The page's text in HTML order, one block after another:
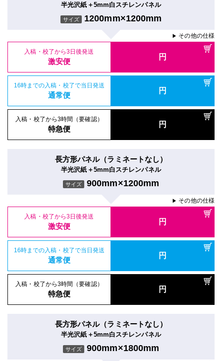
半光沢紙＋5mm白スチレンパネル
サイズ 1200mm×1200mm
▶ その他の仕様
入稿・校了から3日後発送
激安便 円
16時までの入稿・校了で当日発送
通常便 円
入稿・校了から3時間（要確認）
特急便 円
長方形パネル（ラミネートなし）
半光沢紙＋5mm白スチレンパネル
サイズ 900mm×1200mm
▶ その他の仕様
入稿・校了から3日後発送
激安便 円
16時までの入稿・校了で当日発送
通常便 円
入稿・校了から3時間（要確認）
特急便 円
長方形パネル（ラミネートなし）
半光沢紙＋5mm白スチレンパネル
サイズ 900mm×1800mm